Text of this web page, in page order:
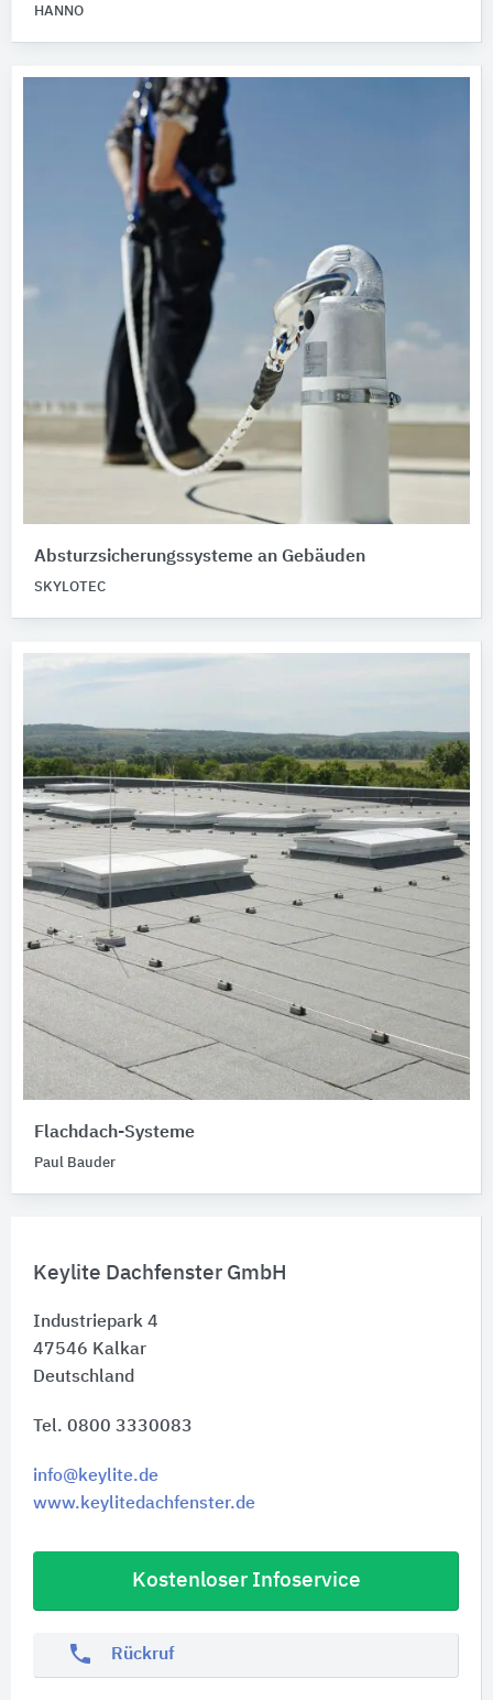
Keylite Dachfenster GmbH
Industriepark 4
47546 Kalkar
Deutschland
Tel. 0800 3330083
info@keylite.de
www.keylitedachfenster.de
Kostenloser Infoservice
phone Rückruf
HANNO
Absturzsicherungssysteme an Gebäuden
SKYLOTEC
Flachdach-Systeme
Paul Bauder